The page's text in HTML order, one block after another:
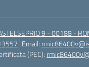
9 - 00188 -
Email:
(PEC):